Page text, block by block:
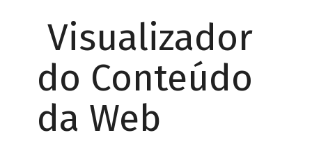
Visualizador
do Conteúdo
da Web